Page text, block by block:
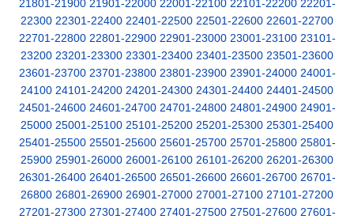
21801-21900 21901-22000 22001-22100 22101-22200 22201-
22300 22301-22400 22401-22500 22501-22600 22601-22700
22701-22800 22801-22900 22901-23000 23001-23100 23101-
23200 23201-23300 23301-23400 23401-23500 23501-23600
23601-23700 23701-23800 23801-23900 23901-24000 24001-
24100 24101-24200 24201-24300 24301-24400 24401-24500
24501-24600 24601-24700 24701-24800 24801-24900 24901-
25000 25001-25100 25101-25200 25201-25300 25301-25400
25401-25500 25501-25600 25601-25700 25701-25800 25801-
25900 25901-26000 26001-26100 26101-26200 26201-26300
26301-26400 26401-26500 26501-26600 26601-26700 26701-
26800 26801-26900 26901-27000 27001-27100 27101-27200
27201-27300 27301-27400 27401-27500 27501-27600 27601-